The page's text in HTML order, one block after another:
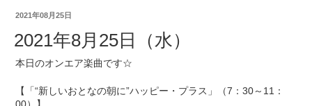
2021年08月25日
2021年8月25日（水）
本日のオンエア楽曲です☆
【「“新しいおとなの朝に”ハッピー・プラス」（7：30～11：